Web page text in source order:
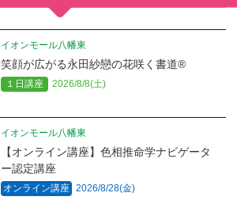
イオンモール八幡東
笑顔が広がる永田紗戀の花咲く書道®
１日講座 2026/8/8(土)
イオンモール八幡東
【オンライン講座】色相推命学ナビゲータ
ー認定講座
オンライン講座 2026/8/28(金)